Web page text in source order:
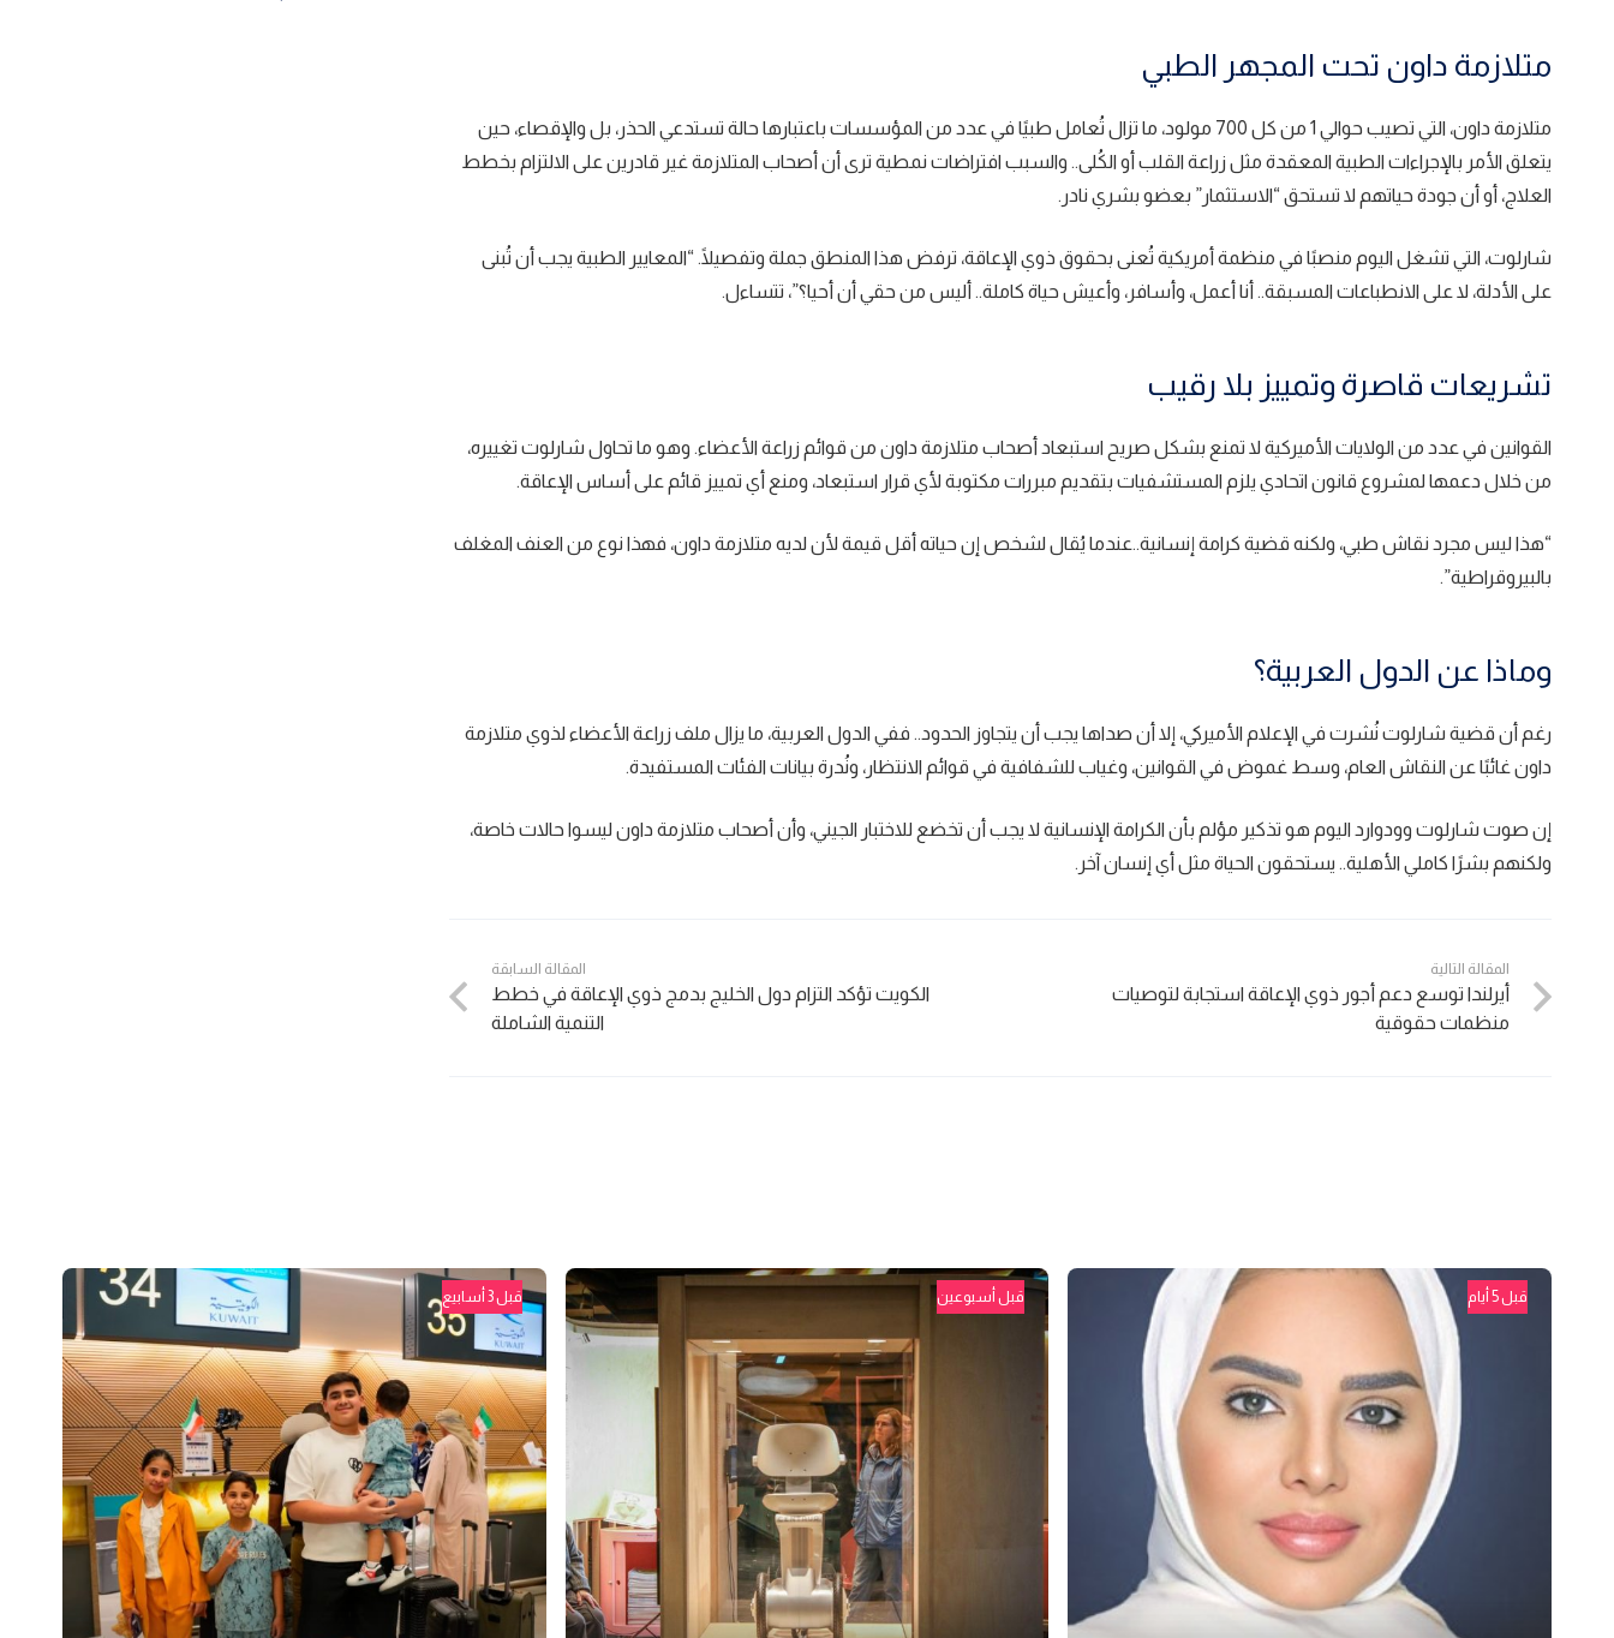
متلازمة داون تحت المجهر الطبي
متلازمة داون، التي تصيب حوالي 1 من كل 700 مولود، ما تزال تُعامل طبيًا في عدد من المؤسسات باعتبارها حالة تستدعي الحذر، بل والإقصاء، حين
يتعلق الأمر بالإجراءات الطبية المعقدة مثل زراعة القلب أو الكُلى.. والسبب افتراضات نمطية ترى أن أصحاب المتلازمة غير قادرين على الالتزام بخطط
العلاج، أو أن جودة حياتهم لا تستحق “الاستثمار” بعضو بشري نادر.
شارلوت، التي تشغل اليوم منصبًا في منظمة أمريكية تُعنى بحقوق ذوي الإعاقة، ترفض هذا المنطق جملة وتفصيلًا. “المعايير الطبية يجب أن تُبنى
على الأدلة، لا على الانطباعات المسبقة.. أنا أعمل، وأسافر، وأعيش حياة كاملة.. أليس من حقي أن أحيا؟”، تتساءل.
تشريعات قاصرة وتمييز بلا رقيب
القوانين في عدد من الولايات الأميركية لا تمنع بشكل صريح استبعاد أصحاب متلازمة داون من قوائم زراعة الأعضاء. وهو ما تحاول شارلوت تغييره،
من خلال دعمها لمشروع قانون اتحادي يلزم المستشفيات بتقديم مبررات مكتوبة لأي قرار استبعاد، ومنع أي تمييز قائم على أساس الإعاقة.
“هذا ليس مجرد نقاش طبي، ولكنه قضية كرامة إنسانية..عندما يُقال لشخص إن حياته أقل قيمة لأن لديه متلازمة داون، فهذا نوع من العنف المغلف
بالبيروقراطية”.
وماذا عن الدول العربية؟
رغم أن قضية شارلوت نُشرت في الإعلام الأميركي، إلا أن صداها يجب أن يتجاوز الحدود.. ففي الدول العربية، ما يزال ملف زراعة الأعضاء لذوي متلازمة
داون غائبًا عن النقاش العام، وسط غموض في القوانين، وغياب للشفافية في قوائم الانتظار، ونُدرة بيانات الفئات المستفيدة.
إن صوت شارلوت وودوارد اليوم هو تذكير مؤلم بأن الكرامة الإنسانية لا يجب أن تخضع للاختبار الجيني، وأن أصحاب متلازمة داون ليسوا حالات خاصة،
ولكنهم بشرًا كاملي الأهلية.. يستحقون الحياة مثل أي إنسان آخر.
المقالة السابقة
الكويت تؤكد التزام دول الخليج بدمج ذوي الإعاقة في خطط
التنمية الشاملة
المقالة التالية
أيرلندا توسع دعم أجور ذوي الإعاقة استجابة لتوصيات
منظمات حقوقية
قبل 5 أيام قبل أسبوعين قبل 3 أسابيع